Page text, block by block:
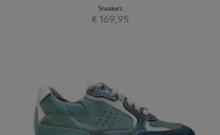
Sneakers
€ 169,95